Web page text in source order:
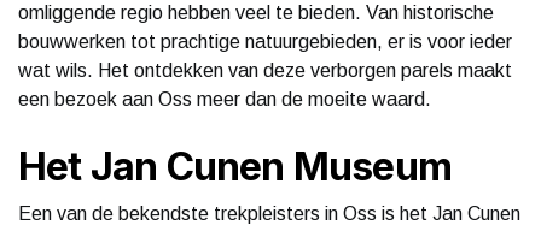
omliggende regio hebben veel te bieden. Van historische
bouwwerken tot prachtige natuurgebieden, er is voor ieder
wat wils. Het ontdekken van deze verborgen parels maakt
een bezoek aan Oss meer dan de moeite waard.
Het Jan Cunen Museum
Een van de bekendste trekpleisters in Oss is het Jan Cunen